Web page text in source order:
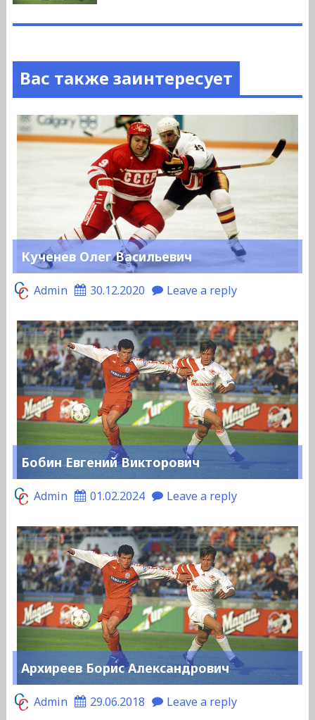
Вас также заинтересует
Кученев Олег Васильевич
Admin 30.12.2020 Leave a reply
Бобин Евгений Викторович
Admin 01.02.2024 Leave a reply
Архиреев Борис Александрович
Admin 29.06.2018 Leave a reply